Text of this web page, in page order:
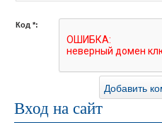
Код *:
Вход на сайт